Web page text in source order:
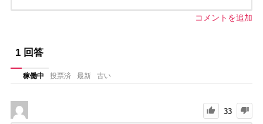
コメントを追加
1 回答
稼働中 投票済 最新 古い
33